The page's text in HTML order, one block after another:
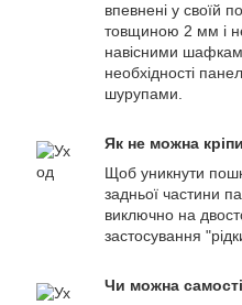
впевнені у своїй
товщиною 2 мм і не
навісними
необхідності
шурупами.
Як не можна
Щоб уникнути
задньої частини
виключно на
застосування
Чи можна